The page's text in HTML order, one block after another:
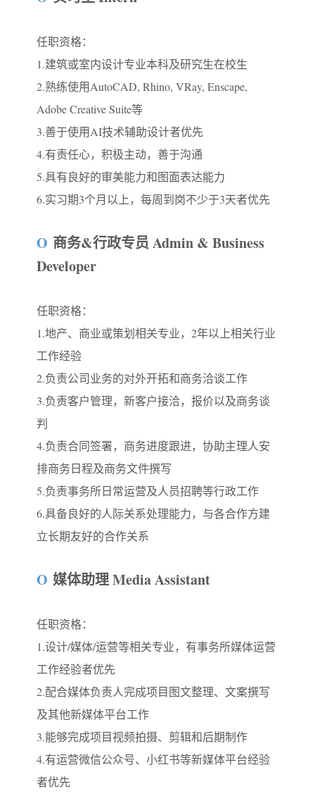
任职资格：
1.建筑或室内设计专业本科及研究生在校生
2.熟练使用AutoCAD, Rhino, VRay, Enscape,
Adobe Creative Suite等
3.善于使用AI技术辅助设计者优先
4.有责任心，积极主动，善于沟通
5.具有良好的审美能力和图面表达能力
6.实习期3个月以上，每周到岗不少于3天者优先
O 商务&行政专员 Admin & Business
Developer
任职资格：
1.地产、商业或策划相关专业，2年以上相关行业
工作经验
2.负责公司业务的对外开拓和商务洽谈工作
3.负责客户管理，新客户接洽，报价以及商务谈
判
4.负责合同签署，商务进度跟进，协助主理人安
排商务日程及商务文件撰写
5.负责事务所日常运营及人员招聘等行政工作
6.具备良好的人际关系处理能力，与各合作方建
立长期友好的合作关系
O 媒体助理 Media Assistant
任职资格：
1.设计/媒体/运营等相关专业，有事务所媒体运营
工作经验者优先
2.配合媒体负责人完成项目图文整理、文案撰写
及其他新媒体平台工作
3.能够完成项目视频拍摄、剪辑和后期制作
4.有运营微信公众号、小红书等新媒体平台经验
者优先